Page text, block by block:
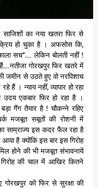
हो चुका है । अफसोस कि,
सच”…. लेकिन बोलती नहीं !
गोरखपुर फिर खतरे में
जमीन से उठते हुए वो नरपिशाच
हैं । न्याय नहीं, व्यापार हो रहा
एकबार फिर हो रहा है ।
गैंग तैयार है ! चौकन्ने रहिए
मजबूत सबूतों की रोशनी में
साम्राज्य इस कदर फैल रहा है
है क्योंकि इस बार इस गिरोह
होने की भी मजबूत संभावनायें
की चाल में आखिर कितने
गोरखपुर को फिर से सुरक्षा की